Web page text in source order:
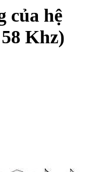
của hệ
Khz)